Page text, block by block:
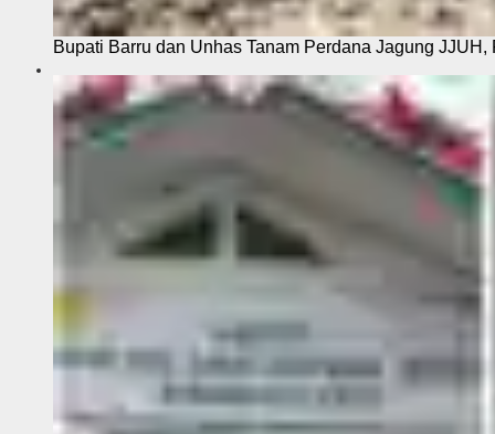
Bupati Barru dan Unhas Tanam Perdana Jagung